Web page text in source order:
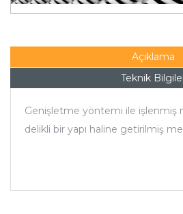
Açıklama
Teknik
Genişletme yöntemi ile işlenmiş
delikli bir yapı haline getirilmiş